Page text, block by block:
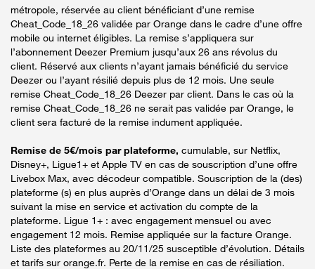
métropole, réservée au client bénéficiant d’une remise
Cheat_Code_18_26 validée par Orange dans le cadre d’une offre
mobile ou internet éligibles. La remise s’appliquera sur
l’abonnement Deezer Premium jusqu’aux 26 ans révolus du
client. Réservé aux clients n’ayant jamais bénéficié du service
Deezer ou l’ayant résilié depuis plus de 12 mois. Une seule
remise Cheat_Code_18_26 Deezer par client. Dans le cas où la
remise Cheat_Code_18_26 ne serait pas validée par Orange, le
client sera facturé de la remise indument appliquée.
Remise de 5€/mois par plateforme, cumulable, sur Netflix,
Disney+, Ligue1+ et Apple TV en cas de souscription d’une offre
Livebox Max, avec décodeur compatible. Souscription de la (des)
plateforme (s) en plus auprès d’Orange dans un délai de 3 mois
suivant la mise en service et activation du compte de la
plateforme. Ligue 1+ : avec engagement mensuel ou avec
engagement 12 mois. Remise appliquée sur la facture Orange.
Liste des plateformes au 20/11/25 susceptible d’évolution. Détails
et tarifs sur orange.fr. Perte de la remise en cas de résiliation.